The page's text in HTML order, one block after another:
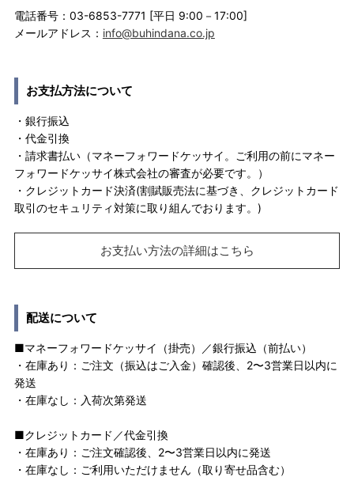
電話番号：03-6853-7771 [平日 9:00－17:00]
メールアドレス： info@buhindana.co.jp
お支払方法について
・銀行振込
・代金引換
・請求書払い（マネーフォワードケッサイ。ご利用の前にマネー
フォワードケッサイ株式会社の審査が必要です。）
・クレジットカード決済(割賦販売法に基づき、クレジットカード
取引のセキュリティ対策に取り組んでおります。)
お支払い方法の詳細はこちら
配送について
■マネーフォワードケッサイ（掛売）／銀行振込（前払い）
・在庫あり：ご注文（振込はご入金）確認後、2〜3営業日以内に
発送
・在庫なし：入荷次第発送
■クレジットカード／代金引換
・在庫あり：ご注文確認後、2〜3営業日以内に発送
・在庫なし：ご利用いただけません（取り寄せ品含む）